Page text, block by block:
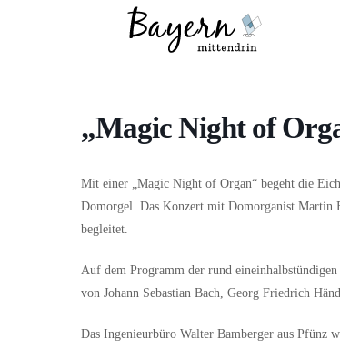
„Magic Night of
Mit einer „Magic Night of Organ“ begeht die
Domorgel. Das Konzert mit Domorganist
begleitet.
Auf dem Programm der rund
von Johann Sebastian Bach, Georg Friedrich
Das Ingenieurbüro Walter Bamberger aus Pfünz